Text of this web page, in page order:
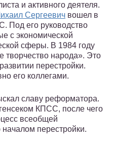
и активного деятеля.
Сергеевич вошел в
Под его руководство
с экономической
сферы. В 1984 году
творчество народа». Это
перестройки.
его коллегами.
славу реформатора.
КПСС, после чего
всеобщей
перестройки.